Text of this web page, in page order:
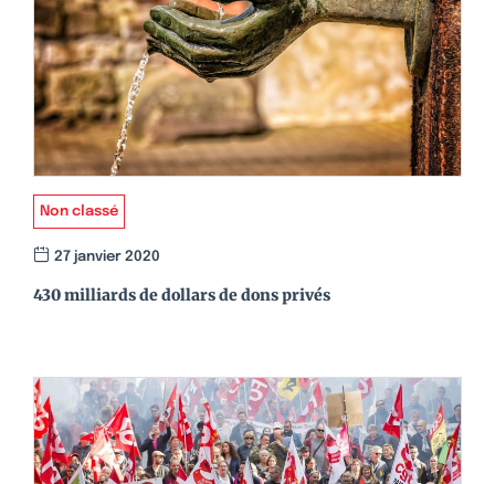
Non classé
27 janvier 2020
430 milliards de dollars de dons privés